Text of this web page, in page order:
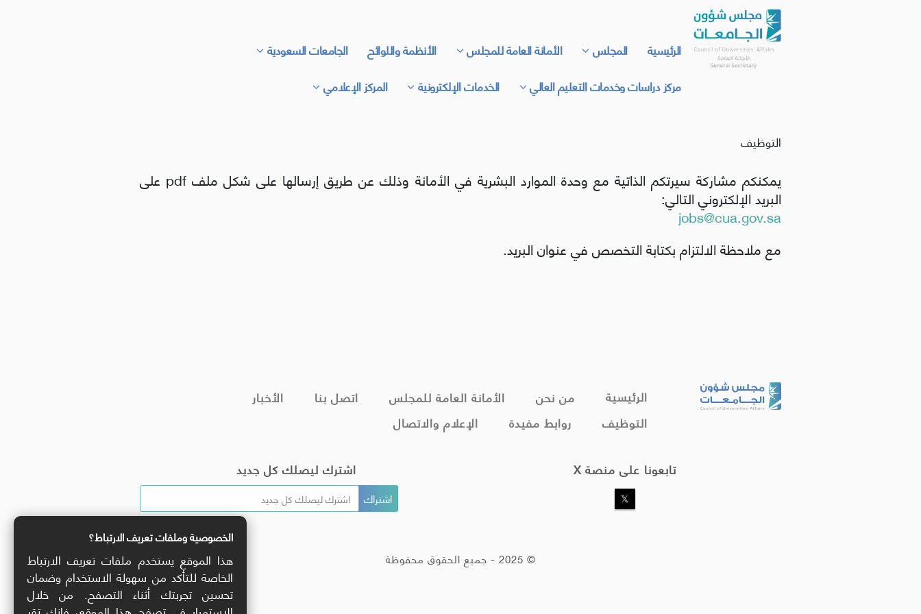
الرئيسية المجلس الأمانة العامة للمجلس الأنظمة واللوائح
الجامعات السعودية
مركز دراسات وخدمات التعليم العالي
الخدمات الإلكترونية المركز الإعلامي
التوظيف
يمكنكم مشاركة سيرتكم الذاتية مع وحدة الموارد البشرية في الأمانة وذلك عن طريق إرسالها على شكل ملف pdf على
البريد الإلكتروني التالي:
jobs@cua.gov.sa
مع ملاحظة الالتزام بكتابة التخصص في عنوان البريد.
الرئيسية من نحن الأمانة العامة للمجلس اتصل بنا
الأخبار
التوظيف
روابط مفيدة الإعلام والاتصال
تابعونا على منصة X اشترك ليصلك كل جديد
© 2025 - جميع الحقوق محفوظة
الخصوصية وملفات تعريف الارتباط؟
هذا الموقع يستخدم ملفات تعريف الارتباط
الخاصة للتأكد من سهولة الاستخدام وضمان
تحسين تجربتك أثناء التصفح. من خلال